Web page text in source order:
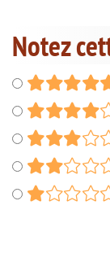
Notez